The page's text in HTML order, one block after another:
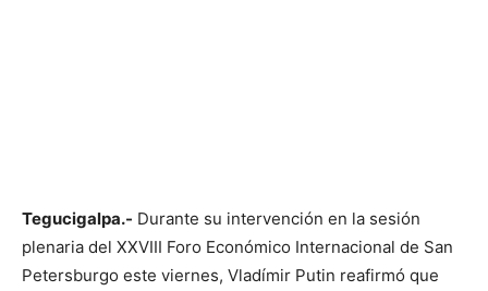
Tegucigalpa.- Durante su intervención en la sesión
plenaria del XXVIII Foro Económico Internacional de San
Petersburgo este viernes, Vladímir Putin reafirmó que